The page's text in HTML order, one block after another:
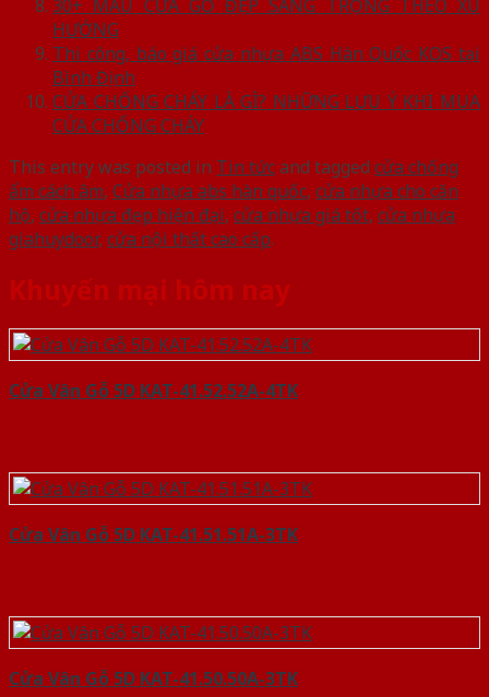
30+ MẪU CỬA GỖ ĐẸP SANG TRỌNG THEO XU
HƯỚNG
Thi công, báo giá cửa nhựa ABS Hàn Quốc KOS tại
Bình Định
CỬA CHỐNG CHÁY LÀ GÌ? NHỮNG LƯU Ý KHI MUA
CỬA CHỐNG CHÁY
This entry was posted in Tin tứcand tagged cửa chống
ẩm cách âm, Cửa nhựa abs hàn quốc, cửa nhựa cho căn
hộ, cửa nhựa đẹp hiện đại, cửa nhựa giá tốt, cửa nhựa
giahuydoor, cửa nội thất cao cấp.
Khuyến mại hôm nay
Cửa Vân Gỗ 5D KAT-41.52.52A-4TK
Cửa Vân Gỗ 5D KAT-41.51.51A-3TK
Cửa Vân Gỗ 5D KAT-41.50.50A-3TK